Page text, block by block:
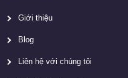
Giới thiệu
Blog
Liên hệ với chúng tôi